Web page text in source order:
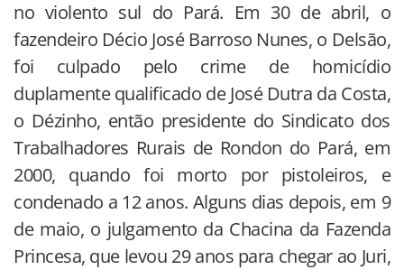
no violento sul do Pará. Em 30 de abril, o
fazendeiro Décio José Barroso Nunes, o Delsão,
foi culpado pelo crime de homicídio
duplamente qualificado de José Dutra da Costa,
o Dézinho, então presidente do Sindicato dos
Trabalhadores Rurais de Rondon do Pará, em
2000, quando foi morto por pistoleiros, e
condenado a 12 anos. Alguns dias depois, em 9
de maio, o julgamento da Chacina da Fazenda
Princesa, que levou 29 anos para chegar ao Juri,